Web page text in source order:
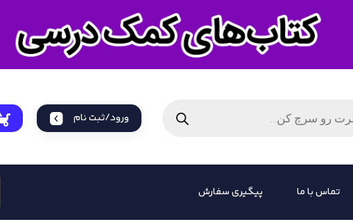
ورود/ثبت نام
تماس با ما پیگیری سفارش